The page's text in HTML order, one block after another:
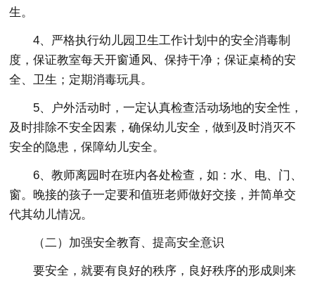
生。
4、严格执行幼儿园卫生工作计划中的安全消毒制
度，保证教室每天开窗通风、保持干净；保证桌椅的安
全、卫生；定期消毒玩具。
5、户外活动时，一定认真检查活动场地的安全性，
及时排除不安全因素，确保幼儿安全，做到及时消灭不
安全的隐患，保障幼儿安全。
6、教师离园时在班内各处检查，如：水、电、门、
窗。晚接的孩子一定要和值班老师做好交接，并简单交
代其幼儿情况。
（二）加强安全教育、提高安全意识
要安全，就要有良好的秩序，良好秩序的形成则来